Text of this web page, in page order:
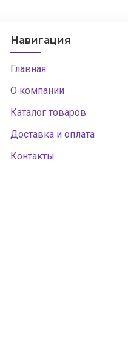
Навигация
Главная
О компании
Каталог товаров
Доставка и оплата
Контакты